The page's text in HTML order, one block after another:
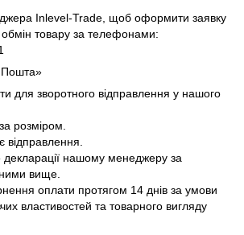
Inlevel-Trade, щоб оформити заявку
товару за телефонами:
Пошта»
для зворотного відправлення у нашого
розміром.
відправлення.
нашому менеджеру за
вище.
оплати протягом 14 днів за умови
властивостей та товарного вигляду